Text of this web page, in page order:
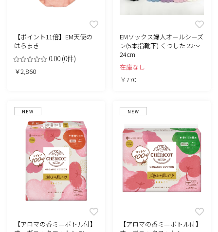
【ポイント11倍】EM天使の
はらまき
0.00 (0件)
￥2,860
EMソックス婦人オールシーズ
ン(5本指靴下) くつした 22～
24cm
在庫なし
￥770
NEW
【アロマの香ミニボトル付】
NEW
【アロマの香ミニボトル付】